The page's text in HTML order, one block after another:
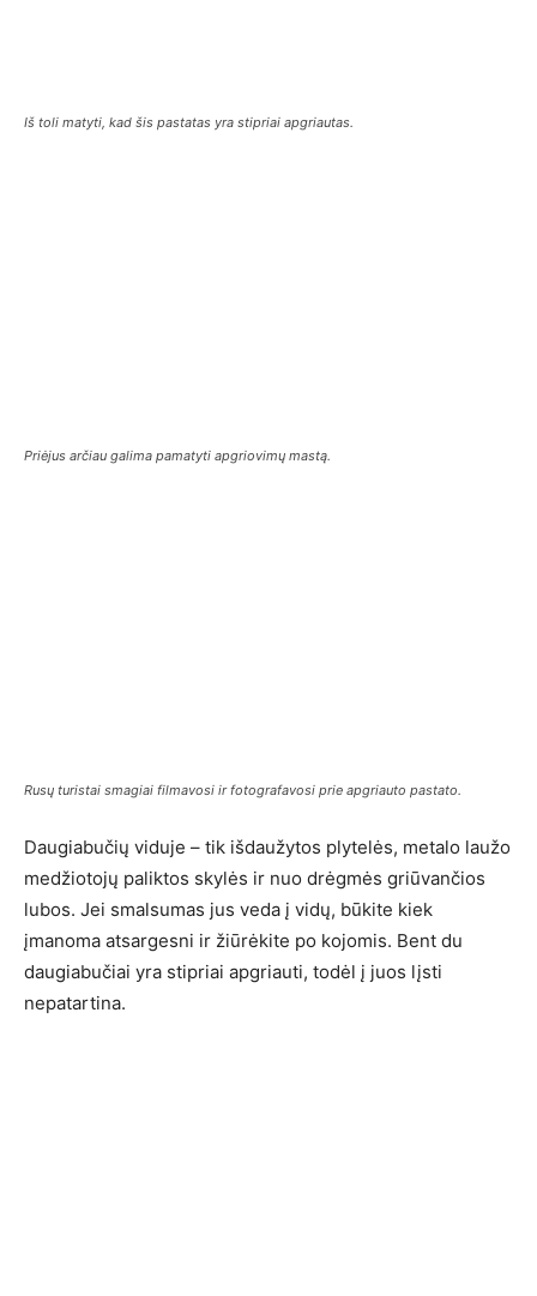
Iš toli matyti, kad šis pastatas yra stipriai apgriautas.
Priėjus arčiau galima pamatyti apgriovimų mastą.
Rusų turistai smagiai filmavosi ir fotografavosi prie apgriauto pastato.
Daugiabučių viduje – tik išdaužytos plytelės, metalo laužo
medžiotojų paliktos skylės ir nuo drėgmės griūvančios
lubos. Jei smalsumas jus veda į vidų, būkite kiek
įmanoma atsargesni ir žiūrėkite po kojomis. Bent du
daugiabučiai yra stipriai apgriauti, todėl į juos lįsti
nepatartina.